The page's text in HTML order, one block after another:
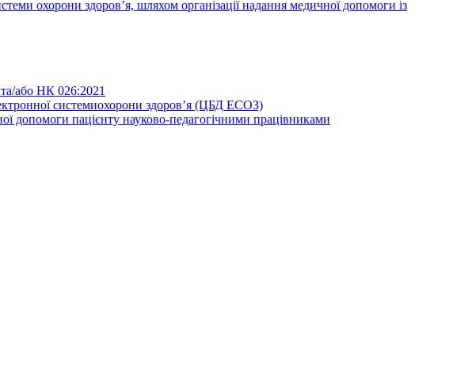
охорони здоров’я, шляхом організації надання медичної допомоги із
або НК 026:2021
системиохорони здоров’я (ЦБД ЕСОЗ)
допомоги пацієнту науково-педагогічними працівниками